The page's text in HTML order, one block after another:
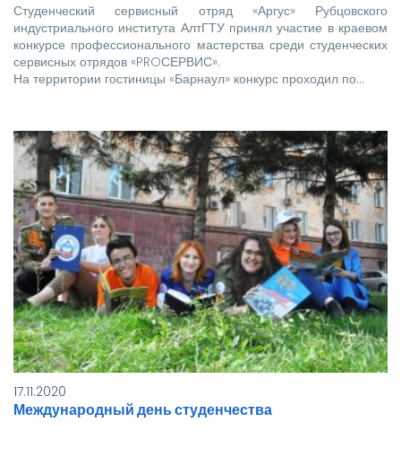
Студенческий сервисный отряд «Аргус» Рубцовского
индустриального института АлтГТУ принял участие в краевом
конкурсе профессионального мастерства среди студенческих
сервисных отрядов «PROСЕРВИС».
На территории гостиницы «Барнаул» конкурс проходил по…
17.11.2020
Международный день студенчества